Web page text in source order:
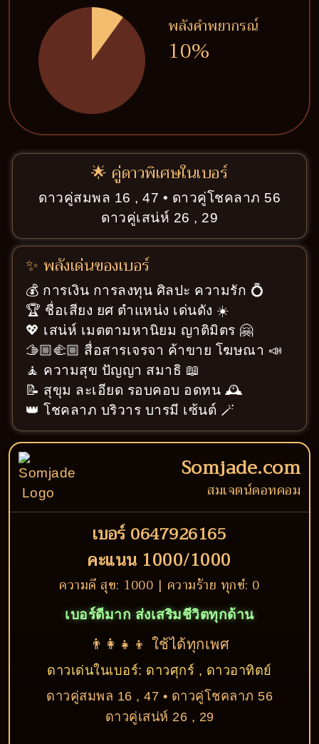
พลังคำพยากรณ์
10%
🌟 คู่ดาวพิเศษในเบอร์
ดาวคู่สมพล 16 , 47 • ดาวคู่โชคลาภ 56
ดาวคู่เสน่ห์ 26 , 29
✨ พลังเด่นของเบอร์
💰 การเงิน การลงทุน ศิลปะ ความรัก 💍
🏆 ชื่อเสียง ยศ ตำแหน่ง เด่นดัง ☀️
💖 เสน่ห์ เมตตามหานิยม ญาติมิตร 🤗
🫱🏼‍🫲🏼 สื่อสารเจรจา ค้าขาย โฆษณา 📣
🧘 ความสุข ปัญญา สมาธิ 📖
📝 สุขุม ละเอียด รอบคอบ อดทน 🕰️
👑 โชคลาภ บริวาร บารมี เซ้นต์ 🪄
Somjade.com
สมเจตน์ดอทคอม
เบอร์ 0647926165
คะแนน 1000/1000
ความดี สุข: 1000 | ความร้าย ทุกข์: 0
เบอร์ดีมาก ส่งเสริมชีวิตทุกด้าน
👨‍👩‍👧‍👦 ใช้ได้ทุกเพศ
ดาวเด่นในเบอร์: ดาวศุกร์ , ดาวอาทิตย์
ดาวคู่สมพล 16 , 47 • ดาวคู่โชคลาภ 56
ดาวคู่เสน่ห์ 26 , 29